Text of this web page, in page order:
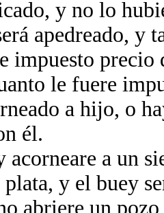
y no lo
apedreado, y
impuesto precio
le fuere
a hijo, o
él.
a un
y el buey
abriere un